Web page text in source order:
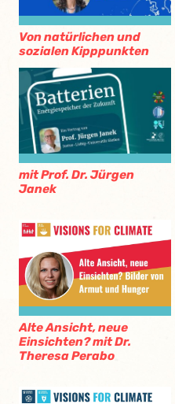
Von natürlichen und
sozialen Kipppunkten
mit Prof. Dr. Jürgen
Janek
Alte Ansicht, neue
Einsichten? mit Dr.
Theresa Perabo